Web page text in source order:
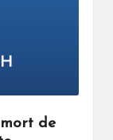
de